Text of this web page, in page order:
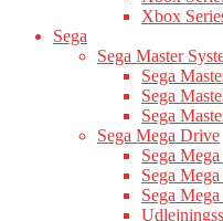
Xbox
Sega
Sega Master
Sega
Sega
Sega
Sega Mega Drive
Sega
Sega
Sega